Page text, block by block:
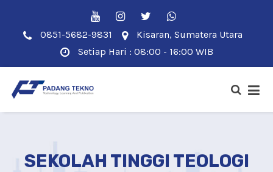
0851-5682-9831
Kisaran, Sumatera Utara
Setiap Hari : 08:00 - 16:00 WIB
SEKOLAH TINGGI TEOLOGI